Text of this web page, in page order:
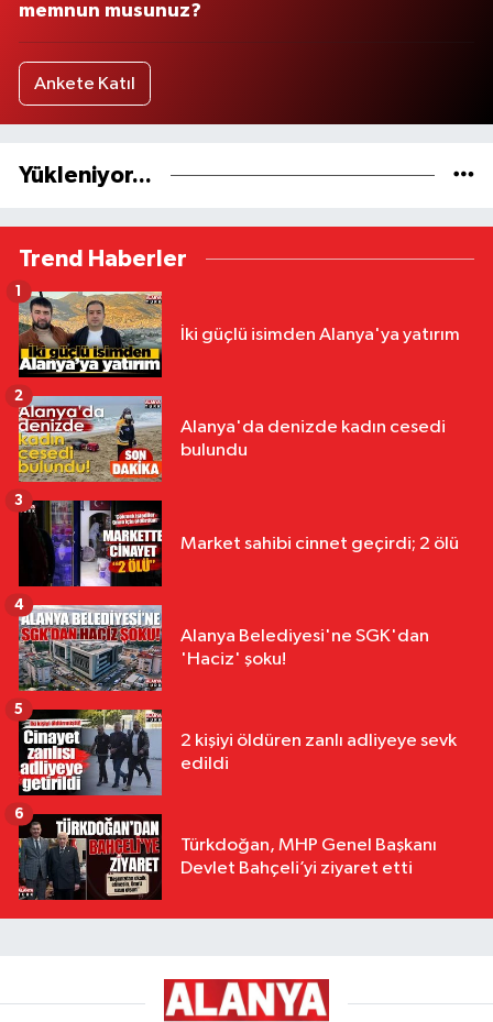
memnun musunuz?
Ankete Katıl
Yükleniyor...
Trend Haberler
İki güçlü isimden Alanya'ya yatırım
1
Alanya'da denizde kadın cesedi
bulundu
2
Market sahibi cinnet geçirdi; 2 ölü
3
Alanya Belediyesi'ne SGK'dan
'Haciz' şoku!
4
2 kişiyi öldüren zanlı adliyeye sevk
edildi
5
Türkdoğan, MHP Genel Başkanı
Devlet Bahçeli’yi ziyaret etti
6